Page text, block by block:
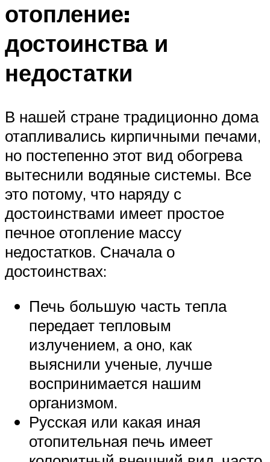
отопление:
достоинства и
недостатки
В нашей стране традиционно дома
отапливались кирпичными печами,
но постепенно этот вид обогрева
вытеснили водяные системы. Все
это потому, что наряду с
достоинствами имеет простое
печное отопление массу
недостатков. Сначала о
достоинствах:
Печь большую часть тепла
передает тепловым
излучением, а оно, как
выяснили ученые, лучше
воспринимается нашим
организмом.
Русская или какая иная
отопительная печь имеет